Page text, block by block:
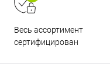
Весь ассортимент
сертифицирован